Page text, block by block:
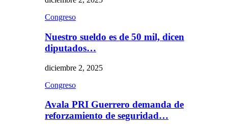
Congreso
Nuestro sueldo es de 50 mil, dicen
diputados…
diciembre 2, 2025
Congreso
Avala PRI Guerrero demanda de
reforzamiento de seguridad…